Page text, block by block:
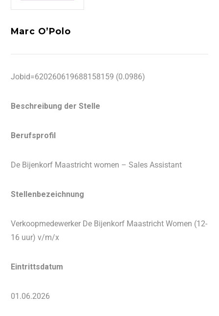
Marc O’Polo
Jobid=620260619688158159 (0.0986)
Beschreibung der Stelle
Berufsprofil
De Bijenkorf Maastricht women – Sales Assistant
Stellenbezeichnung
Verkoopmedewerker De Bijenkorf Maastricht Women (12-
16 uur) v/m/x
Eintrittsdatum
01.06.2026